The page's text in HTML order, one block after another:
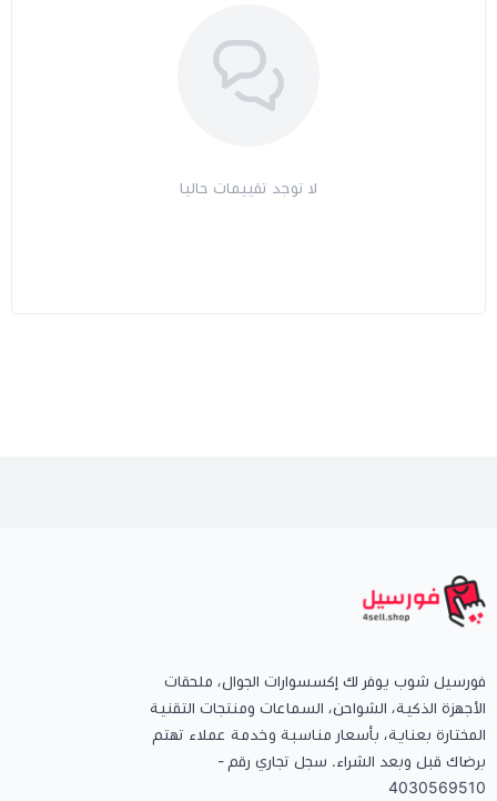
لا توجد تقييمات حاليا
فورسيل شوب يوفر لك إكسسوارات الجوال، ملحقات
الأجهزة الذكية، الشواحن، السماعات ومنتجات التقنية
المختارة بعناية، بأسعار مناسبة وخدمة عملاء تهتم
برضاك قبل وبعد الشراء. سجل تجاري رقم -
4030569510